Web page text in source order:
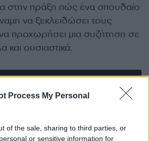
Process My Personal
of the sale, sharing to third parties, or
or sensitive information for
στην πράξη πώς ένα σπουδαίο
να ξεκλειδώσει τους
προχωρήσει μια συζήτηση σε
και ουσιαστικά.